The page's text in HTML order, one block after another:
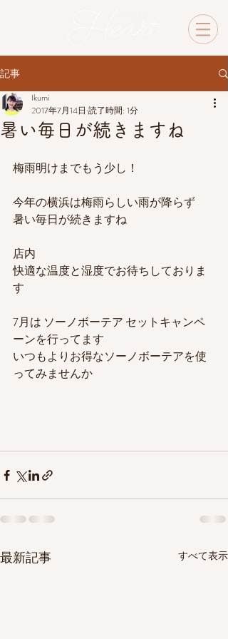
記事
暑い毎日が続きますね
Ikumi
2017年7月14日 読了時間: 1分
梅雨明けまでもう少し！
今年の横浜は梅雨らしい雨が降らず
暑い毎日が続きますね
店内
快適な温度と湿度でお待ちしておりま
す
7月は ソーノボーテア セットキャンペ
ーンを行ってます
いつもよりお得なソーノボーテアを使
ってみませんか
最新記事 すべて表示